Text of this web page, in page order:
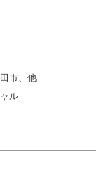
市、他
ル